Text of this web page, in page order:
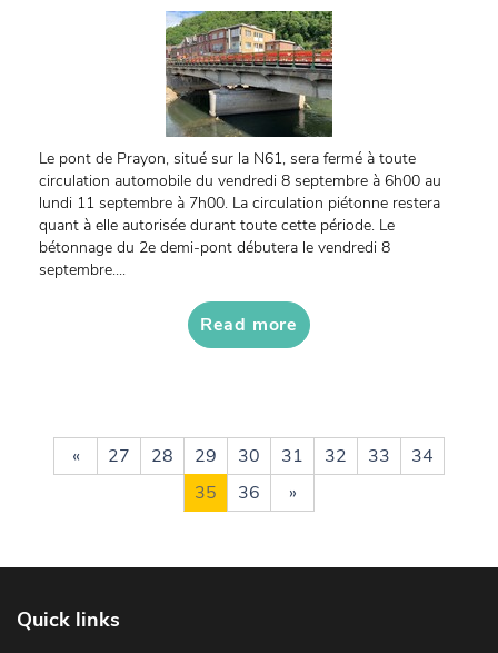
Le pont de Prayon, situé sur la N61, sera fermé à toute
circulation automobile du vendredi 8 septembre à 6h00 au
lundi 11 septembre à 7h00. La circulation piétonne restera
quant à elle autorisée durant toute cette période. Le
bétonnage du 2e demi-pont débutera le vendredi 8
septembre....
Read more
« 27 28 29 30 31 32 33
34
35
36 »
Quick links